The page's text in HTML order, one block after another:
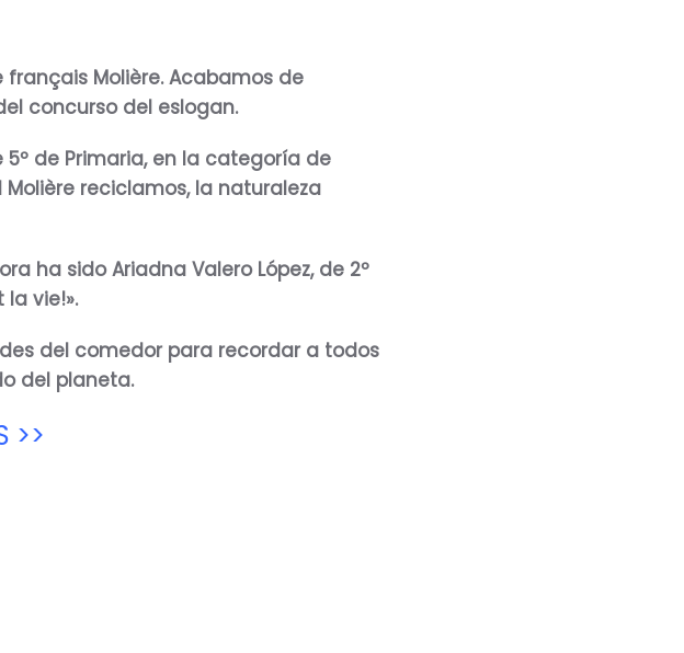
français Molière. Acabamos de
concurso del eslogan.
de Primaria, en la categoría de
reciclamos, la naturaleza
ha sido Ariadna Valero López, de 2º
la vie!».
del comedor para recordar a todos
del planeta.
>>